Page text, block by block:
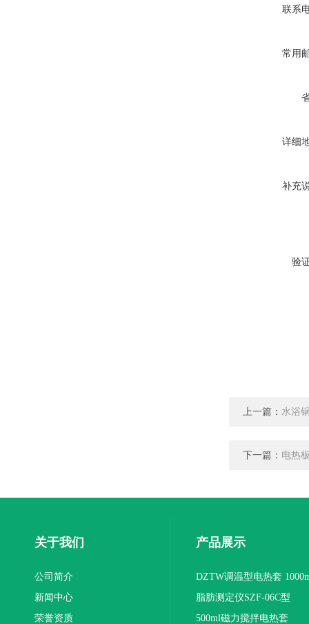
联系
常用
详细
补充
验
上一篇： 水浴
下一篇： 电热
关于我们
公司简介
新闻中心
荣誉资质
产品展示
DZTW调温型电热套
联
脂肪测定仪SZF-06C型
500ml磁力搅拌电热套